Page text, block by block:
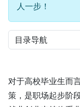
人一步！
目录导航
对于高校毕业生而
策，是职场起步阶